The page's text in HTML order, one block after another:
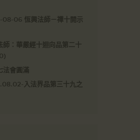
06 恆興法師－禪十開示
師：華嚴經十迴向品第二十
法會圓滿
入法界品第三十九之